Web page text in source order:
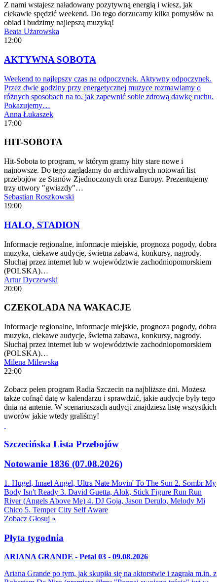
Z nami wstajesz naładowany pozytywną energią i wiesz, jak
ciekawie spędzić weekend. Do tego dorzucamy kilka pomysłów na
obiad i budzimy najlepszą muzyką!
Beata Użarowska
12:00
AKTYWNA SOBOTA
Weekend to najlepszy czas na odpoczynek. Aktywny odpoczynek.
Przez dwie godziny przy energetycznej muzyce rozmawiamy o
różnych sposobach na to, jak zapewnić sobie zdrową dawkę ruchu.
Pokazujemy…
Anna Łukaszek
17:00
HIT-SOBOTA
Hit-Sobota to program, w którym gramy hity stare nowe i
najnowsze. Do tego zaglądamy do archiwalnych notowań list
przebojów ze Stanów Zjednoczonych oraz Europy. Prezentujemy
trzy utwory "gwiazdy"…
Sebastian Roszkowski
19:00
HALO, STADION
Informacje regionalne, informacje miejskie, prognoza pogody, dobra
muzyka, ciekawe audycje, świetna zabawa, konkursy, nagrody.
Słuchaj przez internet lub w województwie zachodniopomorskiem
(POLSKA)…
Artur Dyczewski
20:00
CZEKOLADA NA WAKACJE
Informacje regionalne, informacje miejskie, prognoza pogody, dobra
muzyka, ciekawe audycje, świetna zabawa, konkursy, nagrody.
Słuchaj przez internet lub w województwie zachodniopomorskiem
(POLSKA)…
Milena Milewska
22:00
Zobacz pełen program Radia Szczecin na najbliższe dni. Możesz
także cofnąć datę w kalendarzu i sprawdzić, jakie audycje były tego
dnia na antenie. W scenariuszach audycji znajdziesz listę wszystkich
uworów jakie wtedy graliśmy!
Szczecińska Lista Przebojów
Notowanie 1836 (07.08.2026)
1. Hugel, Imael Angel, Ultra Nate Movin' To The Sun 2. Sombr My
Body Isn't Ready 3. David Guetta, Alok, Stick Figure Run Run
River (Angels Above Me) 4. DJ Goja, Jason Derulo, Melody Mi
Chico 5. Temper City Self Aware
Zobacz Głosuj »
Płyta tygodnia
ARIANA GRANDE - Petal 03 - 09.08.2026
Ariana Grande po tym, jak skupiła się na aktorstwie i zagrała m.in. z